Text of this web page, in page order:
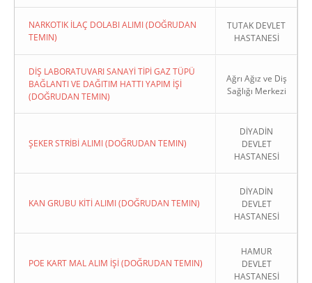
NARKOTIK İLAÇ DOLABI ALIMI (DOĞRUDAN
TEMIN)
TUTAK DEVLET
HASTANESİ
DİŞ LABORATUVARI SANAYİ TİPİ GAZ TÜPÜ
BAĞLANTI VE DAĞITIM HATTI YAPIM İŞİ
(DOĞRUDAN TEMIN)
Ağrı Ağız ve Diş
Sağlığı Merkezi
ŞEKER STRİBİ ALIMI (DOĞRUDAN TEMIN)
DİYADİN
DEVLET
HASTANESİ
KAN GRUBU KİTİ ALIMI (DOĞRUDAN TEMIN)
DİYADİN
DEVLET
HASTANESİ
POE KART MAL ALIM İŞİ (DOĞRUDAN TEMIN)
HAMUR
DEVLET
HASTANESİ